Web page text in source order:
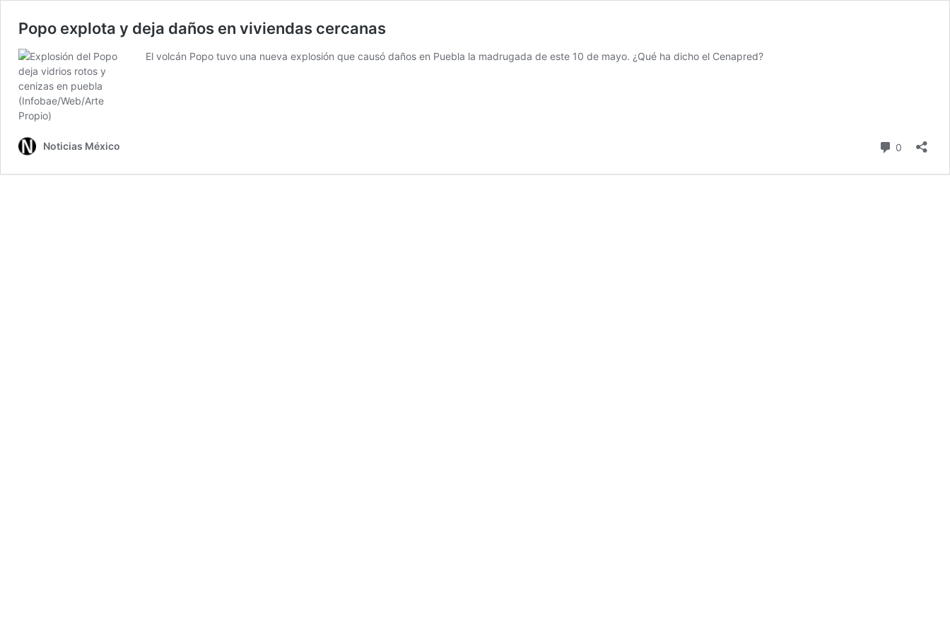
Popo explota y deja daños en viviendas cercanas
El volcán Popo tuvo una nueva explosión que causó daños en Puebla la madrugada de este 10 de mayo. ¿Qué ha dicho el Cenapred?
Noticias México 0